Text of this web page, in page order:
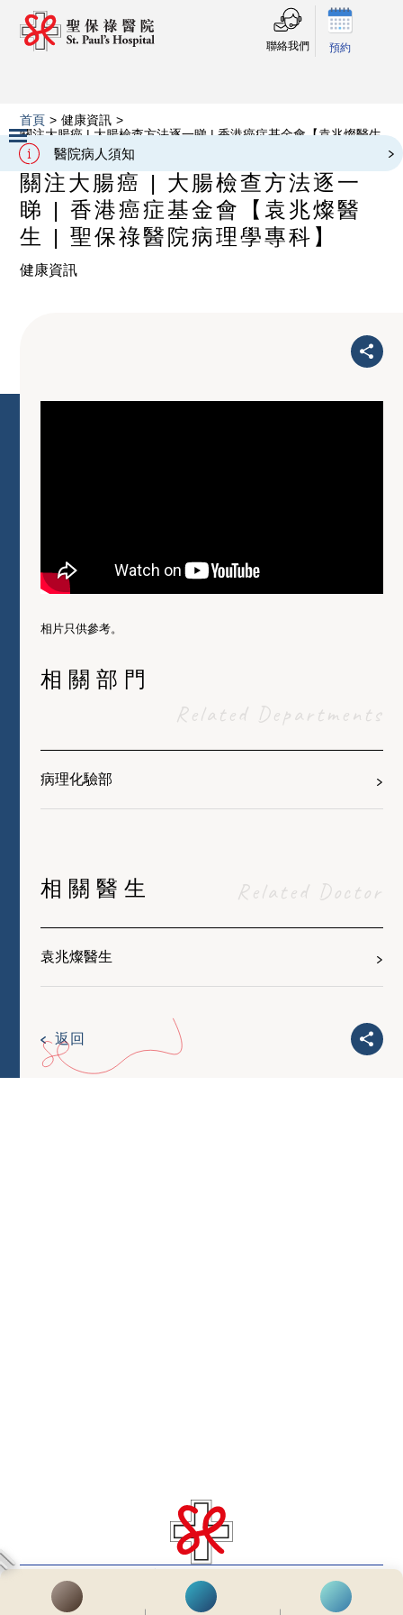
聯絡我們 預約
醫院病人須知
Slide 2 of 3.
首頁 > 健康資訊 >
關注大腸癌 | 大腸檢查方法逐一睇 | 香港癌症基金會【袁兆燦醫生
| 聖保祿醫院病理學專科】
關注大腸癌 | 大腸檢查方法逐一
睇 | 香港癌症基金會【袁兆燦醫
生 | 聖保祿醫院病理學專科】
健康資訊
相片只供參考。
相關部門
Related Departments
病理化驗部
相關醫生 Related Doctor
袁兆燦醫生
返回
齊服務 展關懷
We Serve & We Care